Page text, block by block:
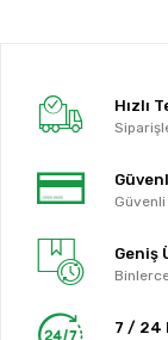
Hızlı
Geniş
7 / 24